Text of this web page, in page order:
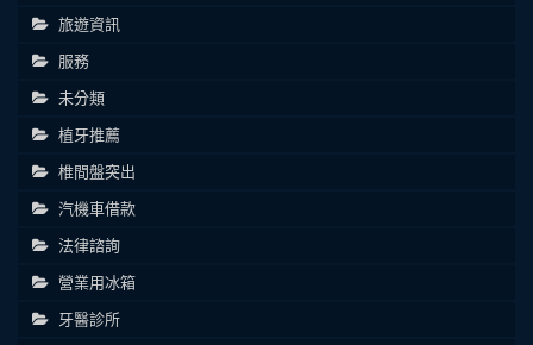
旅遊資訊
服務
未分類
植牙推薦
椎間盤突出
汽機車借款
法律諮詢
營業用冰箱
牙醫診所